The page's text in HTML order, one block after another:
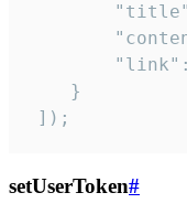
    }
]);
setUserToken#